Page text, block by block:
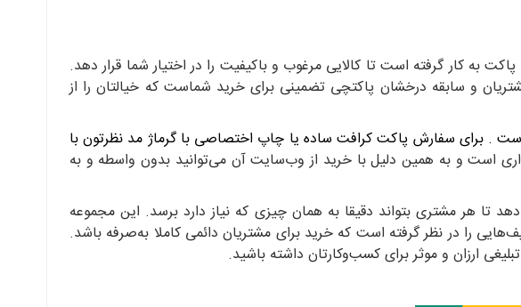
به کار گرفته است تا کالایی مرغوب و باکیفیت را در اختیار شما قرار دهد.
و سابقه درخشان پاکتچی تضمینی برای خرید شماست که خیالتان را از
کرافت 70 گرم استفاده شده است . برای سفارش پاکت کرافت ساده یا چاپ اختصاصی با گرماژ مد نظرتون با
است و به همین دلیل با خرید از وب‌سایت آن می‌توانید بدون واسطه و به
تا هر مشتری بتواند دقیقا به همان چیزی که نیاز دارد برسد. این مجموعه
برای سفارش عمده نیز تخفیف‌هایی را در نظر گرفته است که خرید برای مشتریان دائمی کاملا به‌صرفه باشد.
ارزان و موثر برای کسب‌وکارتان داشته باشید.